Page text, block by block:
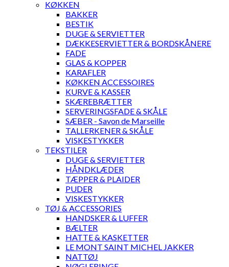
KØKKEN
BAKKER
BESTIK
DUGE & SERVIETTER
DÆKKESERVIETTER & BORDSKÅNERE
FADE
GLAS & KOPPER
KARAFLER
KØKKEN ACCESSOIRES
KURVE & KASSER
SKÆREBRÆTTER
SERVERINGSFADE & SKÅLE
SÆBER - Savon de Marseille
TALLERKENER & SKÅLE
VISKESTYKKER
TEKSTILER
DUGE & SERVIETTER
HÅNDKLÆDER
TÆPPER & PLAIDER
PUDER
VISKESTYKKER
TØJ & ACCESSORIES
HANDSKER & LUFFER
BÆLTER
HATTE & KASKETTER
LE MONT SAINT MICHEL JAKKER
NATTØJ